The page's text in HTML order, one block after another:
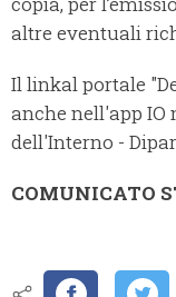
altre eventuali
Il linkal portale
anche nell'app IO
dell'Interno -
COMUNICATO